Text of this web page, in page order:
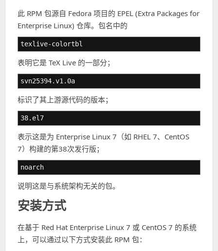
此 RPM 包源自 Fedora 项目的 EPEL (Extra Packages for
Enterprise Linux) 仓库。包名中的
texlive-colortbl
表明它是 TeX Live 的一部分；
svn25394.v1.0a
标识了其上游源代码的版本；
38.el7
表示这是为 Enterprise Linux 7（如 RHEL 7、CentOS
7）构建的第38次发行版；
noarch
说明这是与系统架构无关的包。
安装方式
在基于 Red Hat Enterprise Linux 7 或 CentOS 7 的系统
上，可以通过以下方式安装此 RPM 包：